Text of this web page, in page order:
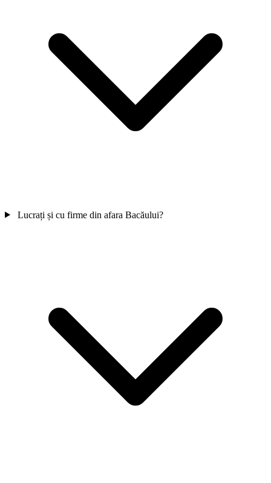
Vezi prețurile clare
Landing 300 EUR, Landing+ 450 EUR, Business 600-1000 EUR +
Fanvora
eCommerce Next.js + Stripe
ScoliDeSofer
Landing SaaS pentru școli auto
Observații și studii de caz din web design-ul local
Lucrați și cu firme din afara Bacăului?